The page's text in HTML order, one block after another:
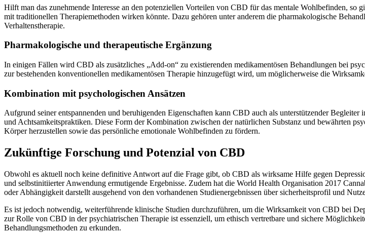
Hilft man das zunehmende Interesse an den potenziellen Vorteilen von CBD für das mentale Wohlbefinden,
mit traditionellen Therapiemethoden wirken könnte. Dazu gehören unter anderem die pharmakologische
Verhaltenstherapie.
Pharmakologische und therapeutische Ergänzung
In einigen Fällen wird CBD als zusätzliches „Add-on“ zu existierenden medikamentösen Behandlungen bei
zur bestehenden konventionellen medikamentösen Therapie hinzugefügt wird, um möglicherweise die
Kombination mit psychologischen Ansätzen
Aufgrund seiner entspannenden und beruhigenden Eigenschaften kann CBD auch als unterstützender
und Achtsamkeitspraktiken. Diese Form der Kombination zwischen der natürlichen Substanz und bewährten
Körper herzustellen sowie das persönliche emotionale Wohlbefinden zu fördern.
Zukünftige Forschung und Potenzial von CBD
Obwohl es aktuell noch keine definitive Antwort auf die Frage gibt, ob CBD als wirksame Hilfe gegen
und selbstinitiierter Anwendung ermutigende Ergebnisse. Zudem hat die World Health Organisation 2017
oder Abhängigkeit darstellt ausgehend von den vorhandenen Studienergebnissen über sicherheitsprofil und
Es ist jedoch notwendig, weiterführende klinische Studien durchzuführen, um die Wirksamkeit von CBD bei
zur Rolle von CBD in der psychiatrischen Therapie ist essenziell, um ethisch vertretbare und sichere
Behandlungsmethoden zu erkunden.